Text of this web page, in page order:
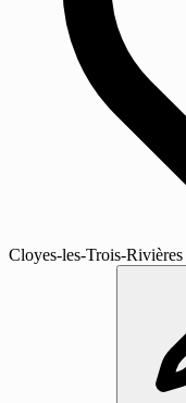
Cloyes-les-Trois-Rivières